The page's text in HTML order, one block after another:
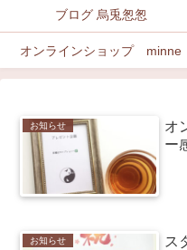
ブログ 烏兎怱怱
オンラインショップ minne
お知らせ
オ
ー
お知らせ
ス